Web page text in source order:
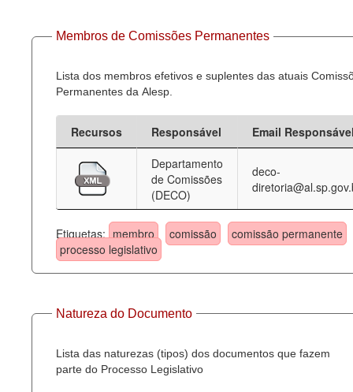
Membros de Comissões Permanentes
Lista dos membros efetivos e suplentes das atuais
Permanentes da Alesp.
Recursos Responsável
Email
Departamento
de Comissões
(DECO)
deco-
Etiquetas: membro comissão
comissão permanente
processo legislativo
Natureza do Documento
Lista das naturezas (tipos) dos documentos que fazem
parte do Processo Legislativo